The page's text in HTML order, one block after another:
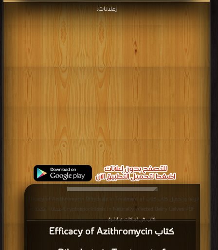
إعلانات:
كتاب Efficacy of Azithromycin
قراءة و تحميل كتاب كتاب Efficacy of Azithromycin Dihydrate in Treatment of
Cryptosporidiosis in Naturally Infected Dairy Calves PDF مجانا | مكتبة >
كتب في لينكات مباشرة| التحميل : مرة/مرات